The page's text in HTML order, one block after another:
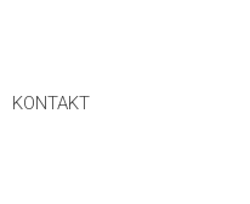
KONTAKT